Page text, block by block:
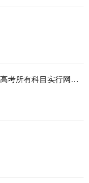
微视频丨评卷现场实拍！2026年河北高考所有科目实行网上评卷